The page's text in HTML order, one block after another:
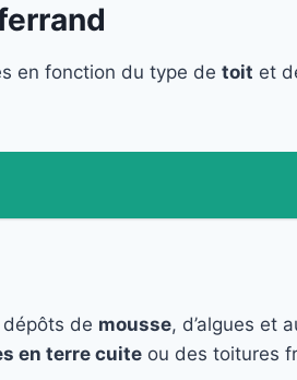
en fonction du type de toit et
de mousse, d’algues et
en terre cuite ou des toitures